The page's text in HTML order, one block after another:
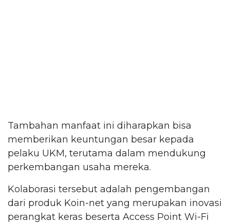
Tambahan manfaat ini diharapkan bisa
memberikan keuntungan besar kepada
pelaku UKM, terutama dalam mendukung
perkembangan usaha mereka.
Kolaborasi tersebut adalah pengembangan
dari produk Koin-net yang merupakan inovasi
perangkat keras beserta Access Point Wi-Fi